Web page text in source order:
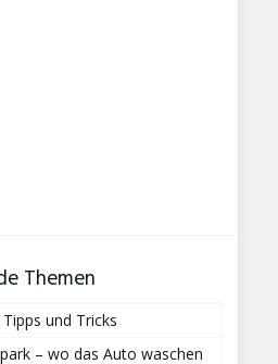
Themen
und Tricks
– wo das Auto waschen